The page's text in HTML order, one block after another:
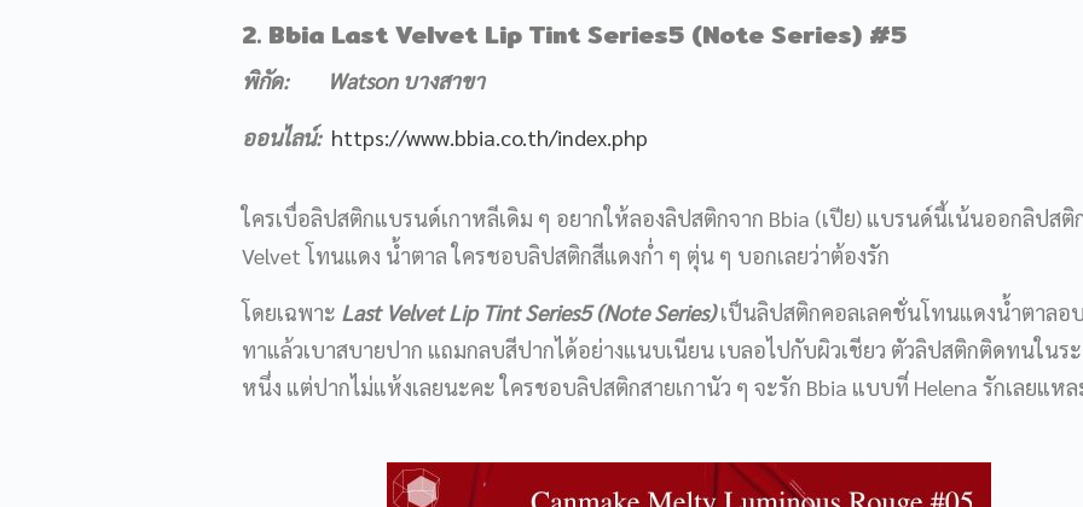
2. Bbia Last Velvet Lip Tint Series5 (Note Series)​ #5
พิกัด: Watson บางสาขา
ออนไลน์: https://www.bbia.co.th/index.php
ใครเบื่อลิปสติกแบรนด์เกาหลีเดิม ๆ อยากให้ลองลิปสติกจาก Bbia (เปีย) แบรนด์นี้เน้นออกลิปสติ
Velvet โทนแดง น้ำตาล ใครชอบลิปสติกสีแดงก่ำ ๆ ตุ่น ๆ บอกเลยว่าต้องรัก
โดยเฉพาะ Last Velvet Lip Tint Series5 (Note Series)​เป็นลิปสติกคอลเลคชั่นโทนแดงน้ำตาลอ
ทาแล้วเบาสบายปาก แถมกลบสีปากได้อย่างแนบเนียน เบลอไปกับผิวเชียว ตัวลิปสติกติดทนในร
หนึ่ง แต่ปากไม่แห้งเลยนะคะ ใครชอบลิปสติกสายเกานัว ๆ จะรัก Bbia แบบที่ Helena รักเลยแหล